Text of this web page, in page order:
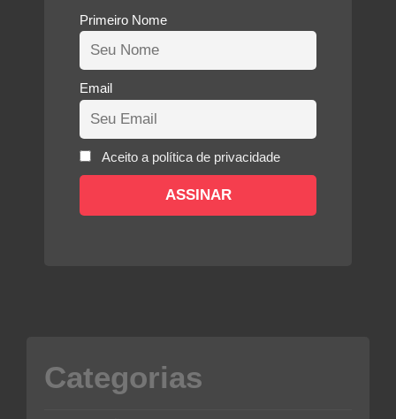
Primeiro Nome
Email
Aceito a política de privacidade
Categorias